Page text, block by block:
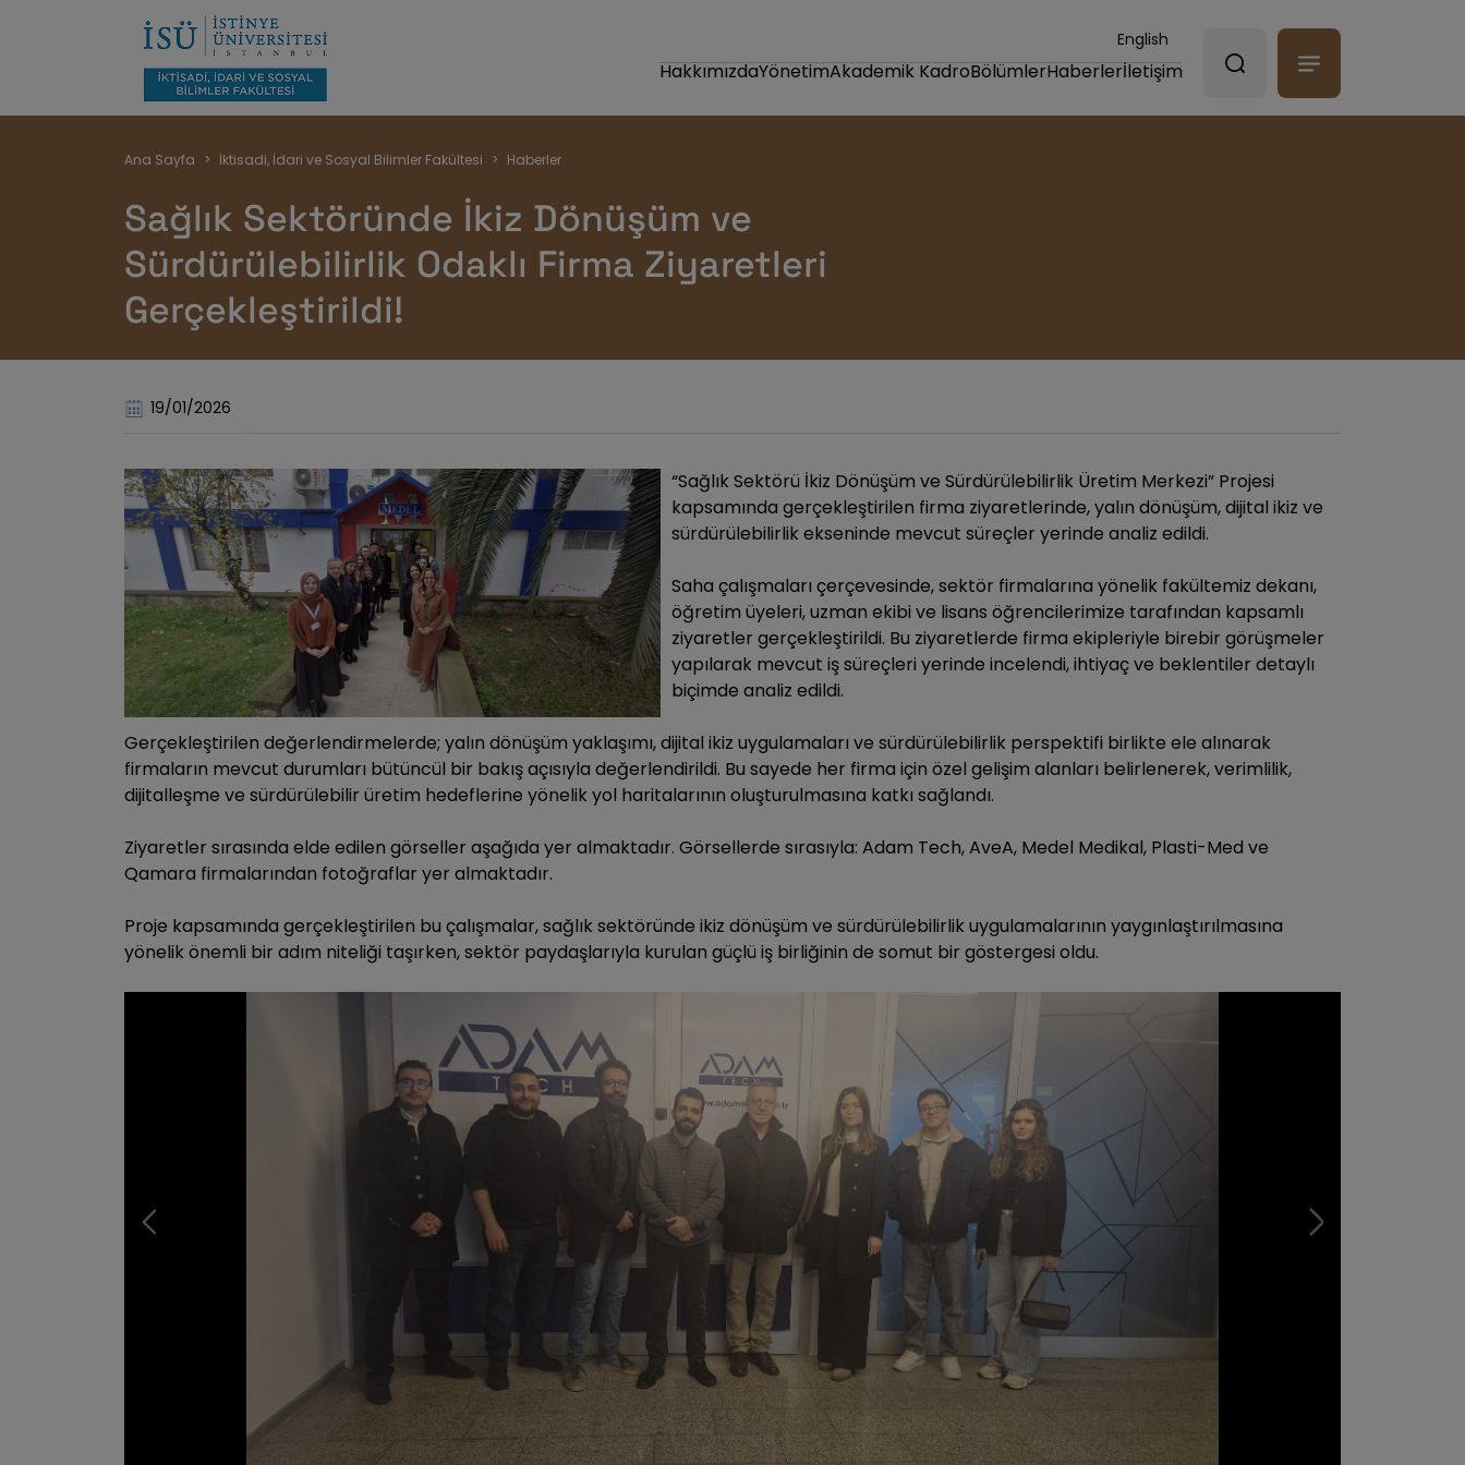
English
HakkımızdaYönetimAkademik KadroBölümlerHaberlerİletişim
Sayfa
yolu
Ana Sayfa İktisadi, İdari ve Sosyal Bilimler Fakültesi Haberler
Sağlık Sektöründe İkiz Dönüşüm ve
Sürdürülebilirlik Odaklı Firma Ziyaretleri
Gerçekleştirildi!
19/01/2026
“Sağlık Sektörü İkiz Dönüşüm ve Sürdürülebilirlik Üretim Merkezi” Projesi
kapsamında gerçekleştirilen firma ziyaretlerinde, yalın dönüşüm, dijital ikiz ve
sürdürülebilirlik ekseninde mevcut süreçler yerinde analiz edildi.
Saha çalışmaları çerçevesinde, sektör firmalarına yönelik fakültemiz dekanı,
öğretim üyeleri, uzman ekibi ve lisans öğrencilerimize tarafından kapsamlı
ziyaretler gerçekleştirildi. Bu ziyaretlerde firma ekipleriyle birebir görüşmeler
yapılarak mevcut iş süreçleri yerinde incelendi, ihtiyaç ve beklentiler detaylı
biçimde analiz edildi.
Gerçekleştirilen değerlendirmelerde; yalın dönüşüm yaklaşımı, dijital ikiz uygulamaları ve sürdürülebilirlik perspektifi birlikte ele alınarak
firmaların mevcut durumları bütüncül bir bakış açısıyla değerlendirildi. Bu sayede her firma için özel gelişim alanları belirlenerek, verimlilik,
dijitalleşme ve sürdürülebilir üretim hedeflerine yönelik yol haritalarının oluşturulmasına katkı sağlandı.
Ziyaretler sırasında elde edilen görseller aşağıda yer almaktadır. Görsellerde sırasıyla: Adam Tech, AveA, Medel Medikal, Plasti-Med ve
Qamara firmalarından fotoğraflar yer almaktadır.
Proje kapsamında gerçekleştirilen bu çalışmalar, sağlık sektöründe ikiz dönüşüm ve sürdürülebilirlik uygulamalarının yaygınlaştırılmasına
yönelik önemli bir adım niteliği taşırken, sektör paydaşlarıyla kurulan güçlü iş birliğinin de somut bir göstergesi oldu.